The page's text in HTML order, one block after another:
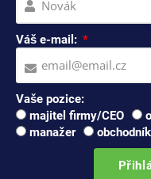
Váš e-mail:
Vaše pozice:
majitel firmy/CEO
manažer
obchodník